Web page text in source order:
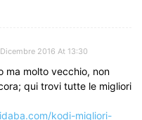
2016 At 13:30
ma molto vecchio, non
qui trovi tutte le migliori
kodi-migliori-